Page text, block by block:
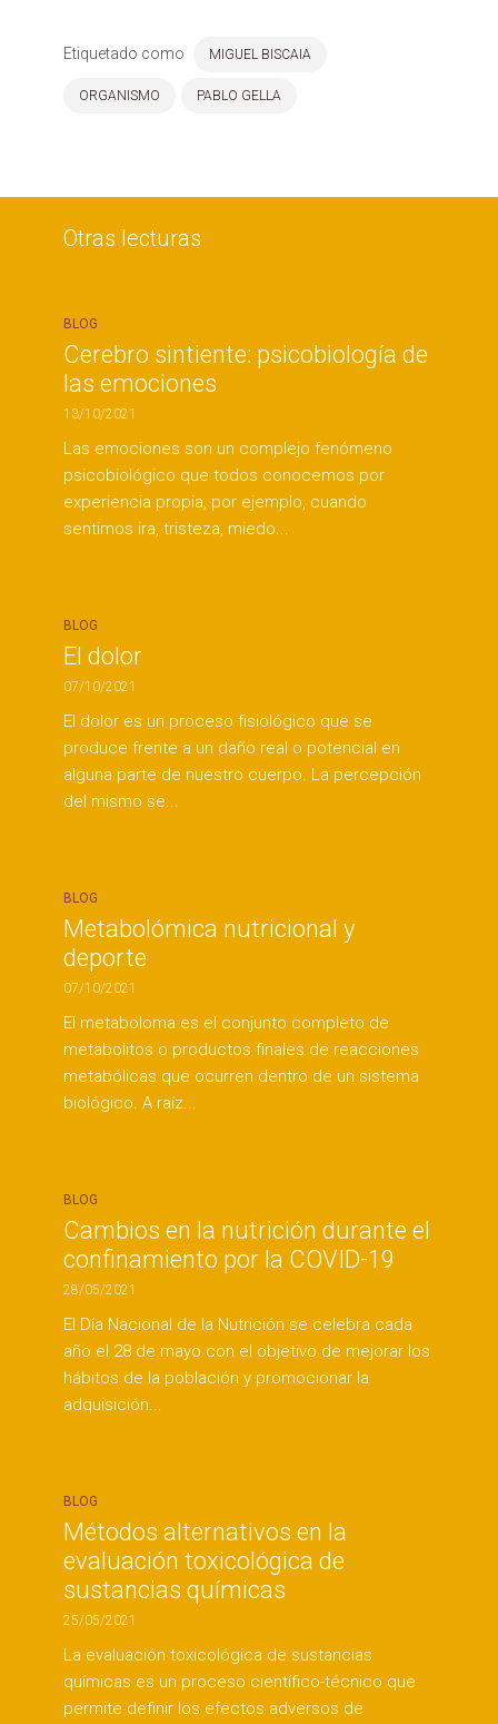
Etiquetado como MIGUEL BISCAIA
ORGANISMO PABLO GELLA
Otras lecturas
BLOG
Cerebro sintiente: psicobiología de
las emociones
13/10/2021
Las emociones son un complejo fenómeno
psicobiológico que todos conocemos por
experiencia propia, por ejemplo, cuando
sentimos ira, tristeza, miedo...
BLOG
El dolor
07/10/2021
El dolor es un proceso fisiológico que se
produce frente a un daño real o potencial en
alguna parte de nuestro cuerpo. La percepción
del mismo se...
BLOG
Metabolómica nutricional y
deporte
07/10/2021
El metaboloma es el conjunto completo de
metabolitos o productos finales de reacciones
metabólicas que ocurren dentro de un sistema
biológico. A raíz...
BLOG
Cambios en la nutrición durante el
confinamiento por la COVID-19
28/05/2021
El Día Nacional de la Nutrición se celebra cada
año el 28 de mayo con el objetivo de mejorar los
hábitos de la población y promocionar la
adquisición...
BLOG
Métodos alternativos en la
evaluación toxicológica de
sustancias químicas
25/05/2021
La evaluación toxicológica de sustancias
químicas es un proceso científico-técnico que
permite definir los efectos adversos de